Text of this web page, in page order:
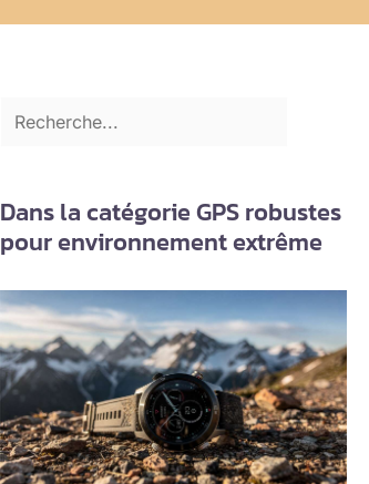
Dans la catégorie GPS robustes
pour environnement extrême